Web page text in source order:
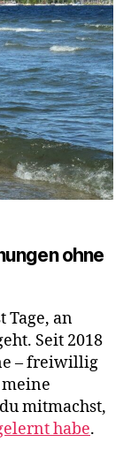
ohne
Tage, an
Seit 2018
– freiwillig
mitmachst,
habe.